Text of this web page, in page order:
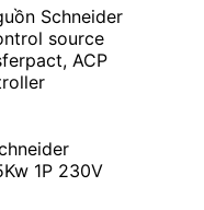
Schneider
source
ACP
1P 230V